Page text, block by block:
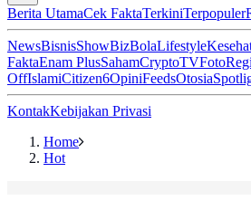
Berita UtamaCek FaktaTerkiniTerpopuler
NewsBisnisShowBizBolaLifestyle
FaktaEnam PlusSahamCryptoTVFoto
OffIslamiCitizen6OpiniFeedsOtosia
KontakKebijakan Privasi
Home
Hot